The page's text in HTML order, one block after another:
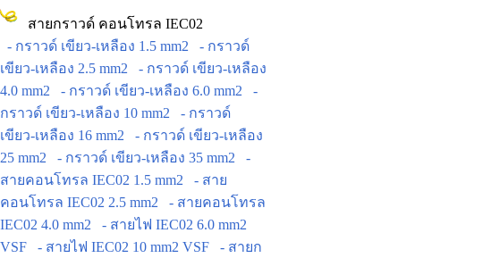
สายกราวด์ คอนโทรล IEC02
- กราวด์ เขียว-เหลือง 1.5 mm2
- กราวด์
เขียว-เหลือง 2.5 mm2
- กราวด์ เขียว-เหลือง
4.0 mm2
- กราวด์ เขียว-เหลือง 6.0 mm2
-
กราวด์ เขียว-เหลือง 10 mm2
- กราวด์
เขียว-เหลือง 16 mm2
- กราวด์ เขียว-เหลือง
25 mm2
- กราวด์ เขียว-เหลือง 35 mm2
-
สายคอนโทรล IEC02 1.5 mm2
- สาย
คอนโทรล IEC02 2.5 mm2
- สายคอนโทรล
IEC02 4.0 mm2
- สายไฟ IEC02 6.0 mm2
VSF
- สายไฟ IEC02 10 mm2 VSF
- สายก